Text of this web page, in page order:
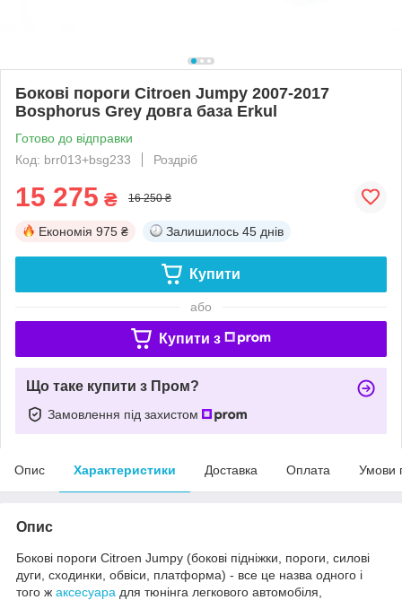
Бокові пороги Citroen Jumpy 2007-2017
Bosphorus Grey довга база Erkul
Готово до відправки
Код: brr013+bsg233
Роздріб
15 275 ₴ 16 250 ₴
Економія 975 ₴ Залишилось 45 днів
Купити
або
Купити з
Що таке купити з Пром?
Замовлення під захистом
Опис Характеристики Доставка Оплата Умови
Опис
Бокові пороги Citroen Jumpy (бокові підніжки, пороги, силові
дуги, сходинки, обвіси, платформа) - все це назва одного і
того ж аксесуара для тюнінга легкового автомобіля,